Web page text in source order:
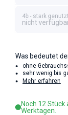
4b - stark genutzt
nicht
Was bedeutet
ohne
sehr wenig bis
Mehr erfahren
Noch 12
Werktagen.